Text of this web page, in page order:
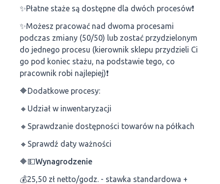
✨️Płatne staże są dostępne dla dwóch procesów❗
✨️Możesz pracować nad dwoma procesami
podczas zmiany (50/50) lub zostać przydzielonym
do jednego procesu (kierownik sklepu przydzieli Ci
go pod koniec stażu, na podstawie tego, co
pracownik robi najlepiej)❗
🔶Dodatkowe procesy:
🔸Udział w inwentaryzacji
🔸Sprawdzanie dostępności towarów na półkach
🔸Sprawdź daty ważności
🔶💵Wynagrodzenie
💰25,50 zł netto/godz. - stawka standardowa +